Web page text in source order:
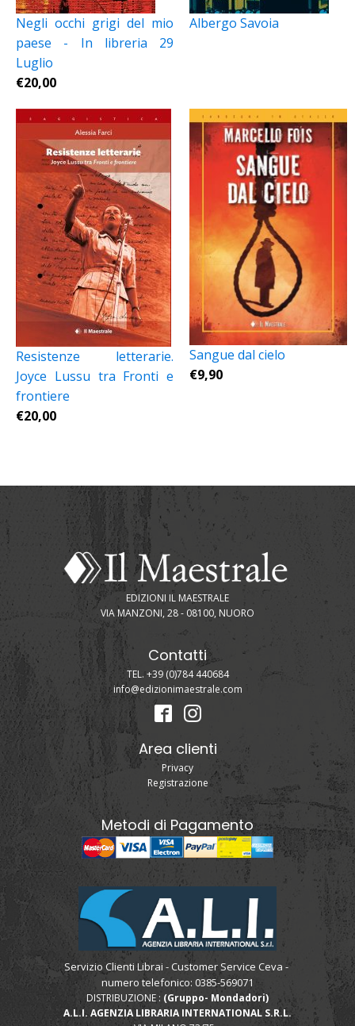
Negli occhi grigi del mio
paese - In libreria 29
Luglio
€20,00
Albergo Savoia
Resistenze letterarie.
Joyce Lussu tra Fronti e
frontiere
€20,00
Sangue dal cielo
€9,90
EDIZIONI IL MAESTRALE
VIA MANZONI, 28 - 08100, NUORO
Contatti
TEL. +39 (0)784 440684
info@edizionimaestrale.com
Area clienti
Privacy
Registrazione
Metodi di Pagamento
Servizio Clienti Librai - Customer Service Ceva -
numero telefonico: 0385-569071
DISTRIBUZIONE : (Gruppo- Mondadori)
A.L.I. AGENZIA LIBRARIA INTERNATIONAL S.R.L.